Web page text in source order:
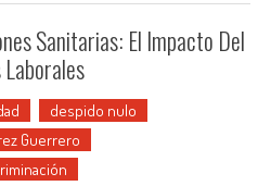
Sanitarias: El Impacto Del
despido nulo
Guerrero